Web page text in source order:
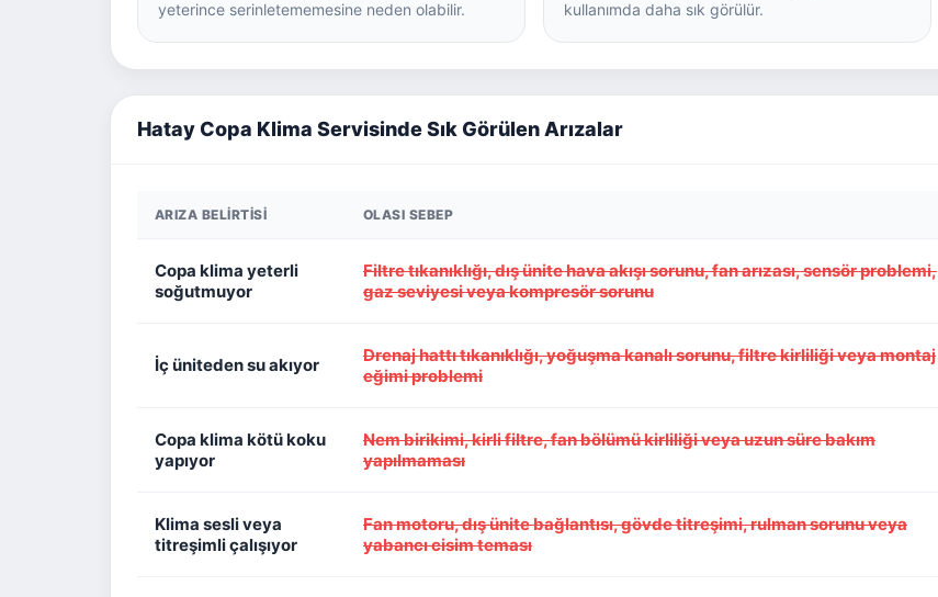
yeterince serinletememesine neden olabilir.
kullanımda daha sık görülür.
Hatay Copa Klima Servisinde Sık Görülen Arızalar
ARIZA BELIRTISI OLASI SEBEP
Copa klima yeterli
soğutmuyor
Filtre tıkanıklığı, dış ünite hava akışı sorunu, fan arızası, sensör problemi,
gaz seviyesi veya kompresör sorunu
İç üniteden su akıyor
Drenaj hattı tıkanıklığı, yoğuşma kanalı sorunu, filtre kirliliği veya montaj
eğimi problemi
Copa klima kötü koku
yapıyor
Nem birikimi, kirli filtre, fan bölümü kirliliği veya uzun süre bakım
yapılmaması
Klima sesli veya
titreşimli çalışıyor
Fan motoru, dış ünite bağlantısı, gövde titreşimi, rulman sorunu veya
yabancı cisim teması